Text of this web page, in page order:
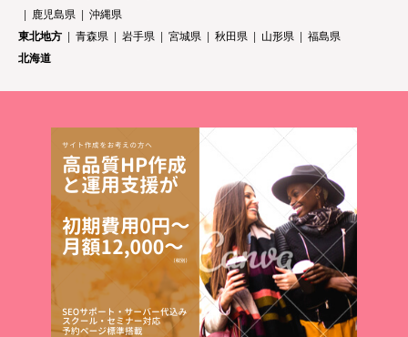
鹿児島県
沖縄県
東北地方
青森県 岩手県 宮城県 秋田県 山形県
福島県
北海道